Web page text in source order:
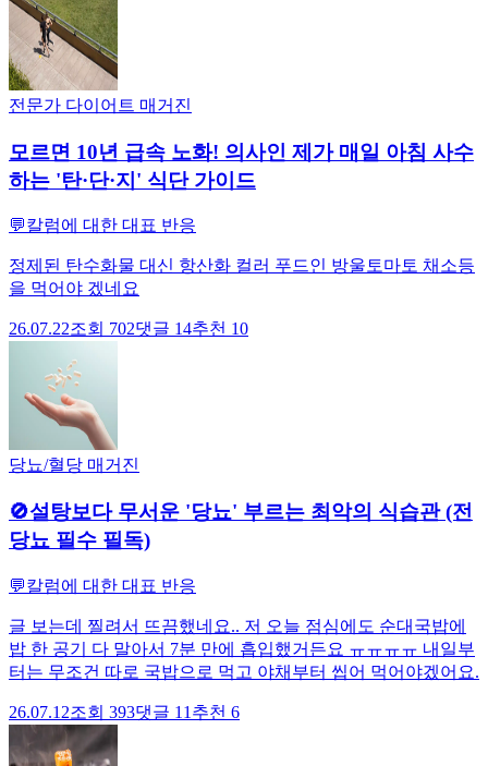
전문가 다이어트 매거진
모르면 10년 급속 노화! 의사인 제가 매일 아침 사수
하는 '탄·단·지' 식단 가이드
💬칼럼에 대한 대표 반응
정제된 탄수화물 대신 항산화 컬러 푸드인 방울토마토 채소등
을 먹어야 겠네요
26.07.22조회 702댓글 14추천 10
당뇨/혈당 매거진
🚫설탕보다 무서운 '당뇨' 부르는 최악의 식습관 (전
당뇨 필수 필독)
💬칼럼에 대한 대표 반응
글 보는데 찔려서 뜨끔했네요.. 저 오늘 점심에도 순대국밥에
밥 한 공기 다 말아서 7분 만에 흡입했거든요 ㅠㅠㅠㅠ 내일부
터는 무조건 따로 국밥으로 먹고 야채부터 씹어 먹어야겠어요.
26.07.12조회 393댓글 11 추천 6